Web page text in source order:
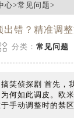
业！
心>常见问题>
出错？精准调
分类：常见问题
笑侦探剧 首先，
何如此调皮。欧
手动调整时的禁区